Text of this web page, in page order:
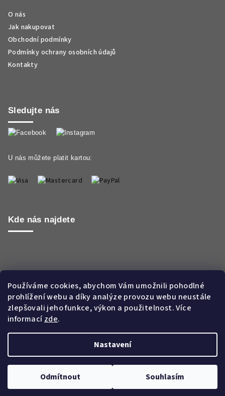
Používáme cookies, abychom Vám umožnili pohodlné
prohlížení webu a díky analýze provozu webu neustále
zlepšovali jeho funkce, výkon a použitelnost. Více
informacízde.
Nastavení
Odmítnout Souhlasím
O nás
Jak nakupovat
Obchodní podmínky
Podmínky ochrany osobních údajů
Kontakty
Sledujte nás
U nás můžete platit kartou:
Kde nás najdete
vyhrazena.
Vytvořil Shoptet